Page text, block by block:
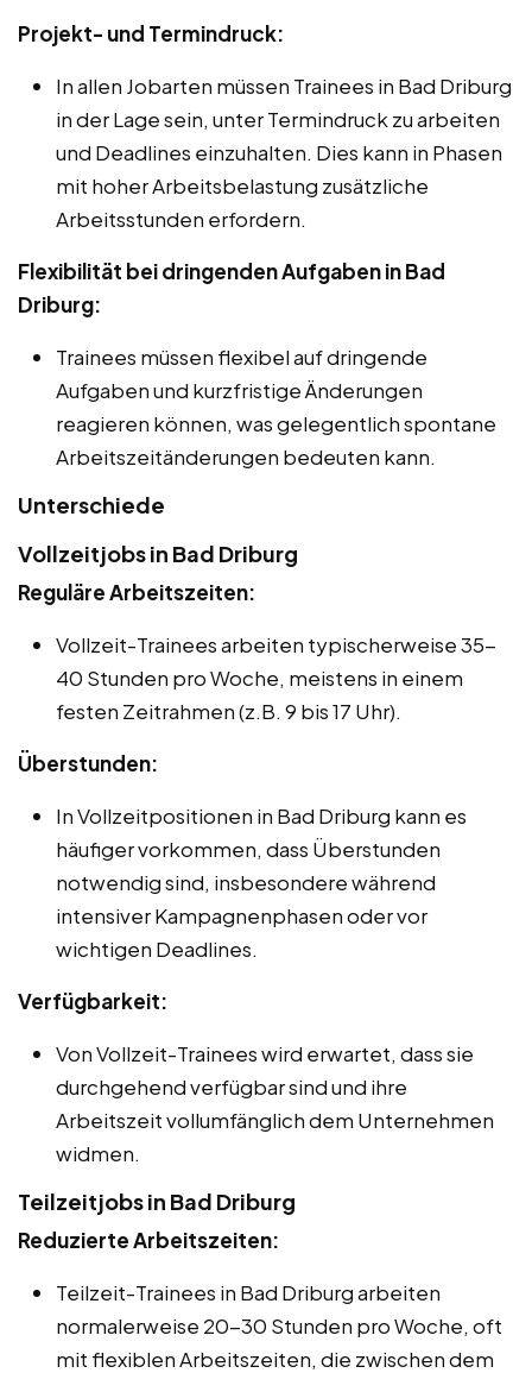
Projekt- und Termindruck:
In allen Jobarten müssen Trainees in Bad Driburg
in der Lage sein, unter Termindruck zu arbeiten
und Deadlines einzuhalten. Dies kann in Phasen
mit hoher Arbeitsbelastung zusätzliche
Arbeitsstunden erfordern.
Flexibilität bei dringenden Aufgaben in Bad
Driburg:
Trainees müssen flexibel auf dringende
Aufgaben und kurzfristige Änderungen
reagieren können, was gelegentlich spontane
Arbeitszeitänderungen bedeuten kann.
Unterschiede
Vollzeitjobs in Bad Driburg
Reguläre Arbeitszeiten:
Vollzeit-Trainees arbeiten typischerweise 35-
40 Stunden pro Woche, meistens in einem
festen Zeitrahmen (z.B. 9 bis 17 Uhr).
Überstunden:
In Vollzeitpositionen in Bad Driburg kann es
häufiger vorkommen, dass Überstunden
notwendig sind, insbesondere während
intensiver Kampagnenphasen oder vor
wichtigen Deadlines.
Verfügbarkeit:
Von Vollzeit-Trainees wird erwartet, dass sie
durchgehend verfügbar sind und ihre
Arbeitszeit vollumfänglich dem Unternehmen
widmen.
Teilzeitjobs in Bad Driburg
Reduzierte Arbeitszeiten:
Teilzeit-Trainees in Bad Driburg arbeiten
normalerweise 20-30 Stunden pro Woche, oft
mit flexiblen Arbeitszeiten, die zwischen dem